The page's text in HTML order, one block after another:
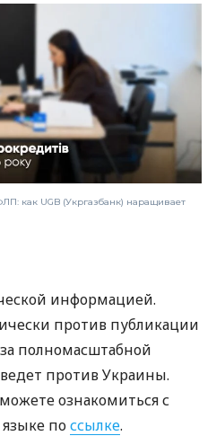
как UGB (Укргазбанк) наращивает
информацией.
против публикации
полномасштабной
против Украины.
ознакомиться с
поссылке.